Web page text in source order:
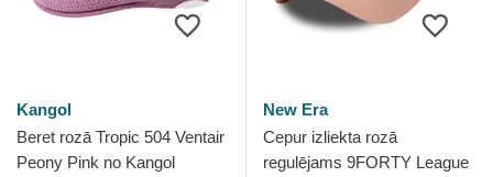
Kangol
Beret rozā Tropic 504 Ventair
Peony Pink no Kangol
New Era
Cepur izliekta rozā
regulējams 9FORTY League